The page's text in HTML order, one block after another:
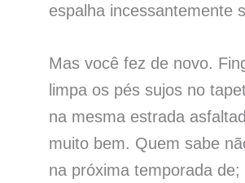
espalha incessantemente
Mas você fez de novo.
limpa os pés sujos no
na mesma estrada
muito bem. Quem sabe
na próxima temporada